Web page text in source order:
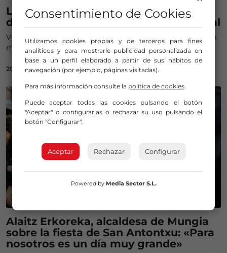
La Fiesta de la Guinda de Villarcayo
declarada de Interés Turístico Regional
Villarcayo recibe el reconocimiento por una tradición con
más de 70 años de historia
20/02/2025
Alaitz Erkoreka, alcaldesa de Mungia
sobre la fiesta de San Antontxu: «Para
nosotros es un día muy grande»
Consentimiento de Cookies
Utilizamos cookies propias y de terceros para fines
analíticos y para mostrarle publicidad personalizada en
base a un perfil elaborado a partir de sus hábitos de
navegación (por ejemplo, páginas visitadas).
Para más información consulte la política de cookies.
Puede aceptar todas las cookies pulsando el botón
"Aceptar" o configurarlas o rechazar su uso pulsando el
botón "Configurar".
Aceptar Rechazar Configurar
Powered by Media Sector S.L.